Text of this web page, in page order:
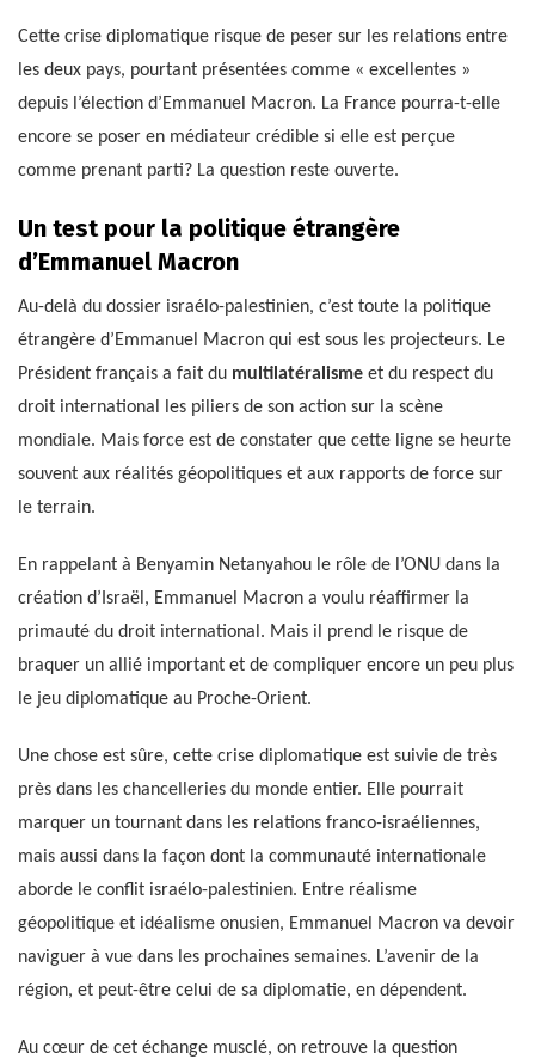
Cette crise diplomatique risque de peser sur les relations entre
les deux pays, pourtant présentées comme « excellentes »
depuis l’élection d’Emmanuel Macron. La France pourra-t-elle
encore se poser en médiateur crédible si elle est perçue
comme prenant parti? La question reste ouverte.
Un test pour la politique étrangère
d’Emmanuel Macron
Au-delà du dossier israélo-palestinien, c’est toute la politique
étrangère d’Emmanuel Macron qui est sous les projecteurs. Le
Président français a fait du multilatéralisme et du respect du
droit international les piliers de son action sur la scène
mondiale. Mais force est de constater que cette ligne se heurte
souvent aux réalités géopolitiques et aux rapports de force sur
le terrain.
En rappelant à Benyamin Netanyahou le rôle de l’ONU dans la
création d’Israël, Emmanuel Macron a voulu réaffirmer la
primauté du droit international. Mais il prend le risque de
braquer un allié important et de compliquer encore un peu plus
le jeu diplomatique au Proche-Orient.
Une chose est sûre, cette crise diplomatique est suivie de très
près dans les chancelleries du monde entier. Elle pourrait
marquer un tournant dans les relations franco-israéliennes,
mais aussi dans la façon dont la communauté internationale
aborde le conflit israélo-palestinien. Entre réalisme
géopolitique et idéalisme onusien, Emmanuel Macron va devoir
naviguer à vue dans les prochaines semaines. L’avenir de la
région, et peut-être celui de sa diplomatie, en dépendent.
Au cœur de cet échange musclé, on retrouve la question